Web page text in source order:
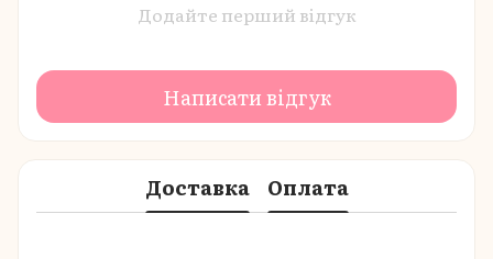
Додайте перший відгук
Написати відгук
Доставка Оплата